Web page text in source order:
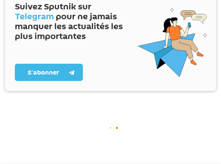
Suivez Sputnik sur
Telegram pour ne jamais
manquer les actualités les
plus importantes
S’abonner